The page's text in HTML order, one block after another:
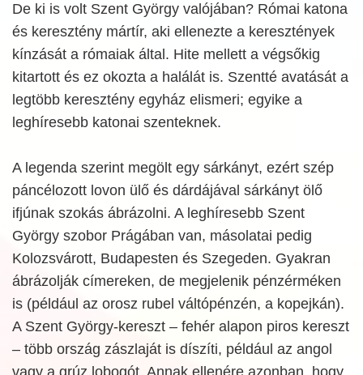
De ki is volt Szent György valójában? Római katona
és keresztény mártír, aki ellenezte a keresztények
kínzását a rómaiak által. Hite mellett a végsőkig
kitartott és ez okozta a halálát is. Szentté avatását a
legtöbb keresztény egyház elismeri; egyike a
leghíresebb katonai szenteknek.
A legenda szerint megölt egy sárkányt, ezért szép
páncélozott lovon ülő és dárdájával sárkányt ölő
ifjúnak szokás ábrázolni. A leghíresebb Szent
György szobor Prágában van, másolatai pedig
Kolozsvárott, Budapesten és Szegeden. Gyakran
ábrázolják címereken, de megjelenik pénzérméken
is (például az orosz rubel váltópénzén, a kopejkán).
A Szent György-kereszt – fehér alapon piros kereszt
– több ország zászlaját is díszíti, például az angol
vagy a grúz lobogót. Annak ellenére azonban, hogy